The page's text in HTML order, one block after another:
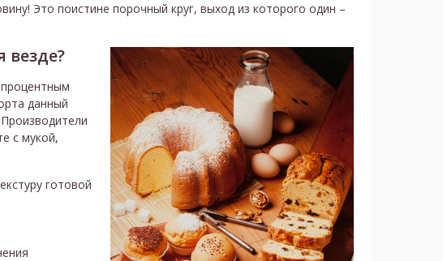
Это поистине порочный круг, выход из которого один –
везде?
данный
с мукой,
готовой